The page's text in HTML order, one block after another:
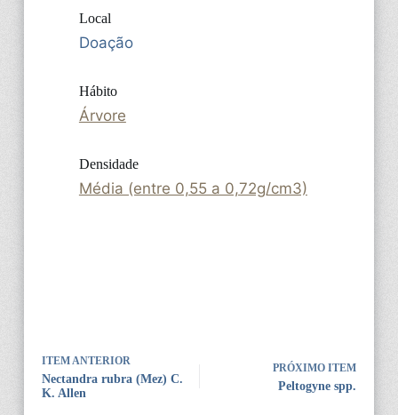
Local
Doação
Hábito
Árvore
Densidade
Média (entre 0,55 a 0,72g/cm3)
ITEM ANTERIOR
Nectandra rubra (Mez) C.
K. Allen
PRÓXIMO ITEM
Peltogyne spp.